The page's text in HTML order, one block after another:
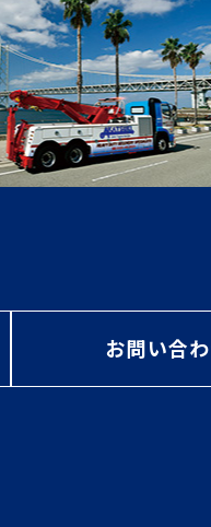
お問い合